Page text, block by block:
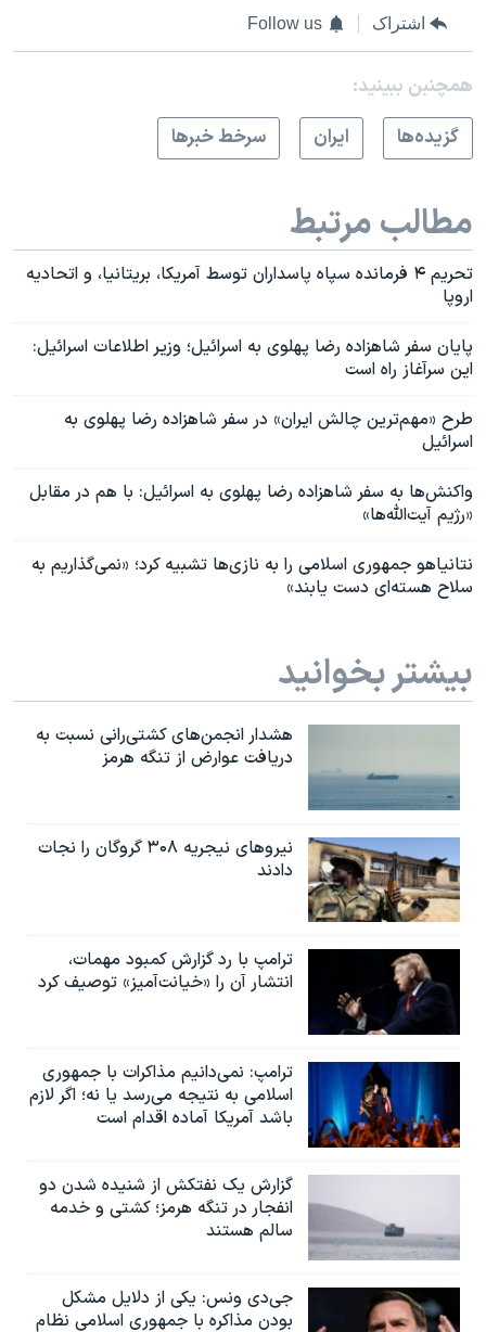
اشتراک Follow us
همچنبن ببینید:
گزيده‌ها
ايران سرخط خبرها
مطالب مرتبط
تحریم ۴ فرمانده سپاه پاسداران توسط آمریکا، بریتانیا، و اتحادیه
اروپا
پایان سفر شاهزاده رضا پهلوی به اسرائیل؛ وزیر اطلاعات اسرائیل:
این سرآغاز راه است
طرح «مهم‌ترین چالش ایران» در سفر شاهزاده رضا پهلوی به
اسرائیل
واکنش‌ها به سفر شاهزاده رضا پهلوی به اسرائیل: با هم در مقابل
«رژیم آیت‌الله‌ها»
نتانیاهو جمهوری اسلامی را به نازی‌ها تشبیه کرد؛ «نمی‌گذاریم به
سلاح هسته‌ای دست یابند»
بیشتر بخوانید
هشدار انجمن‌های کشتی‌رانی نسبت به
دریافت عوارض از تنگه هرمز
نیروهای نیجریه‌ ۳۰۸ گروگان را نجات
دادند
ترامپ با رد گزارش کمبود مهمات،
انتشار آن را «خیانت‌آمیز» توصیف کرد
ترامپ: نمی‌دانیم مذاکرات با جمهوری
اسلامی به نتیجه می‌رسد یا نه؛ اگر لازم
باشد آمریکا آماده اقدام است
گزارش یک نفتکش از شنیده شدن دو
انفجار در تنگه هرمز؛ کشتی و خدمه
سالم هستند
جی‌دی ونس: یکی از دلایل مشکل
بودن مذاکره با جمهوری اسلامی نظام